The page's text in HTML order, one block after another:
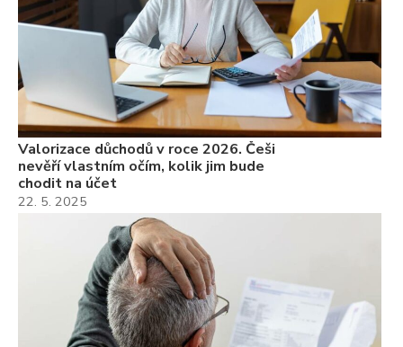
Valorizace důchodů v roce 2026. Češi
nevěří vlastním očím, kolik jim bude
chodit na účet
22. 5. 2025